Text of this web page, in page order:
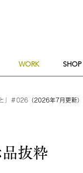
WORK SHOP
」＃026 （2026年7月更新）
抜粋